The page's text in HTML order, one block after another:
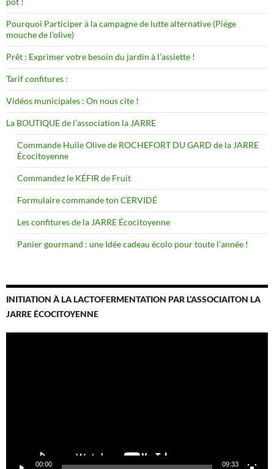
Pourquoi Participer à la campagne de lutte alternative (Piége
mouche de l’olive)
Prêt : Exprimer votre besoin du jardin à l’assiette !
Tarif confitures :
Vidéos municipales : On nous cite !
La BOUTIQUE de l’association la JARRE
Commande Huile Olive de ROCHEFORT DU GARD de la JARRE
Écocitoyenne
Commandez le KÉFIR de Fruit
Formulaire commande ton CERVIDÉ
Les confitures de la JARRE Écocitoyenne
Panier gourmand : une Idée cadeau écolo pour toute l’année !
INITIATION À LA LACTOFERMENTATION PAR L’ASSOCIAITON LA
JARRE ÉCOCITOYENNE
00:00 09:33